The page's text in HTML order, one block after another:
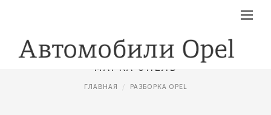
МАРКА ОПЕЛЬ
ГЛАВНАЯ РАЗБОРКА OPEL